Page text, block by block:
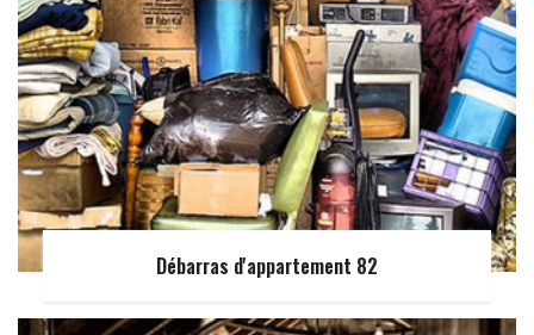
Débarras d'appartement 82